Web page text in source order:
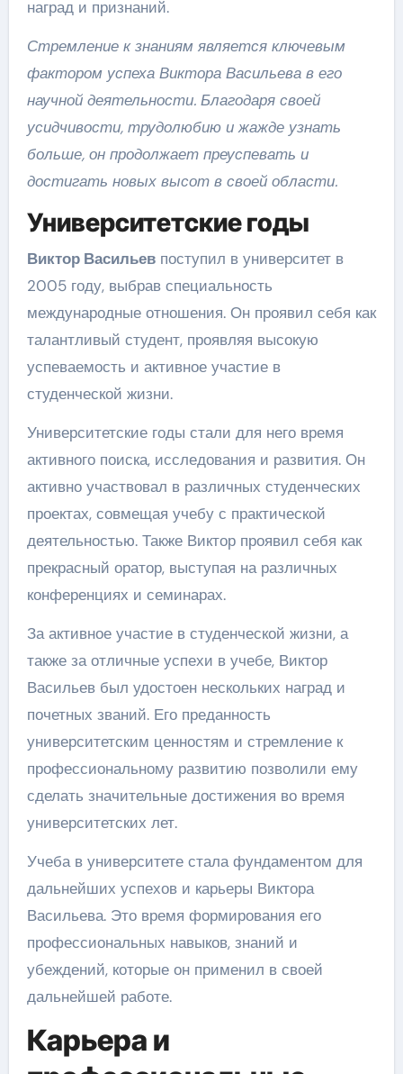
наград и признаний.
Стремление к знаниям является ключевым
фактором успеха Виктора Васильева в его
научной деятельности. Благодаря своей
усидчивости, трудолюбию и жажде узнать
больше, он продолжает преуспевать и
достигать новых высот в своей области.
Университетские годы
Виктор Васильевпоступил в университет в
2005 году, выбрав специальность
международные отношения. Он проявил себя как
талантливый студент, проявляя высокую
успеваемость и активное участие в
студенческой жизни.
Университетские годы стали для него время
активного поиска, исследования и развития. Он
активно участвовал в различных студенческих
проектах, совмещая учебу с практической
деятельностью. Также Виктор проявил себя как
прекрасный оратор, выступая на различных
конференциях и семинарах.
За активное участие в студенческой жизни, а
также за отличные успехи в учебе, Виктор
Васильев был удостоен нескольких наград и
почетных званий. Его преданность
университетским ценностям и стремление к
профессиональному развитию позволили ему
сделать значительные достижения во время
университетских лет.
Учеба в университете стала фундаментом для
дальнейших успехов и карьеры Виктора
Васильева. Это время формирования его
профессиональных навыков, знаний и
убеждений, которые он применил в своей
дальнейшей работе.
Карьера и